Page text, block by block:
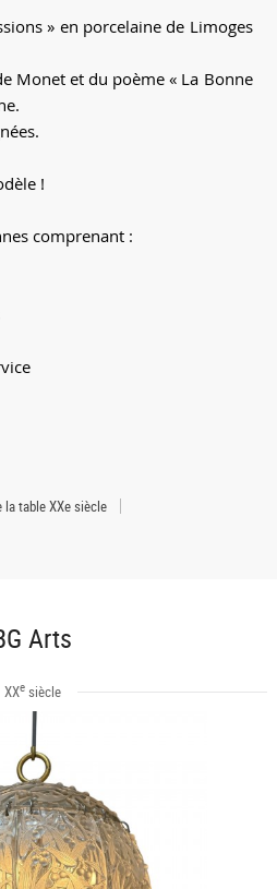
» en porcelaine de Limoges
Monet et du poème « La Bonne
!
comprenant :
la table XXe siècle
Arts
XXesiècle